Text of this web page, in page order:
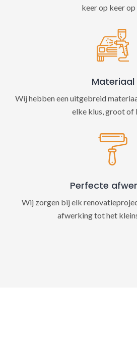
keer op keer op
Materiaal
Wij hebben een uitgebreid
elke klus, groot of
Perfecte
Wij zorgen bij elk
afwerking tot het